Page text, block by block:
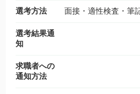
選考方法 面接・適性検査・筆
選考結果通
知
求職者への
通知方法